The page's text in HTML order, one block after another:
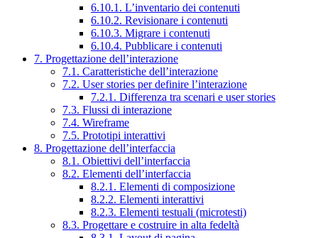
6.10.1. L’inventario dei contenuti
6.10.2. Revisionare i contenuti
6.10.3. Migrare i contenuti
6.10.4. Pubblicare i contenuti
7. Progettazione dell’interazione
7.1. Caratteristiche dell’interazione
7.2. User stories per definire l’interazione
7.2.1. Differenza tra scenari e user stories
7.3. Flussi di interazione
7.4. Wireframe
7.5. Prototipi interattivi
8. Progettazione dell’interfaccia
8.1. Obiettivi dell’interfaccia
8.2. Elementi dell’interfaccia
8.2.1. Elementi di composizione
8.2.2. Elementi interattivi
8.2.3. Elementi testuali (microtesti)
8.3. Progettare e costruire in alta fedeltà